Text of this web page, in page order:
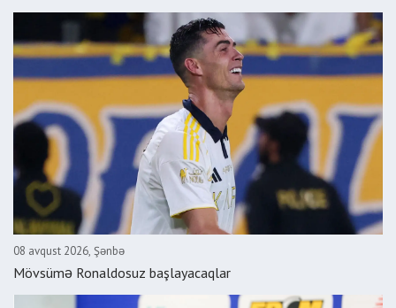
08 avqust 2026, Şənbə
Mövsümə Ronaldosuz başlayacaqlar